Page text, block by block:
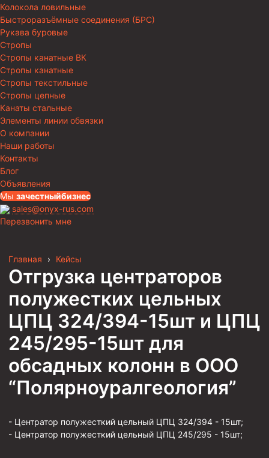
Колокола ловильные
Быстроразъёмные соединения (БРС)
Рукава буровые
Стропы
Стропы канатные ВК
Стропы канатные
Стропы текстильные
Стропы цепные
Канаты стальные
Элементы линии обвязки
О компании
Наши работы
Контакты
Блог
Объявления
Мы зачестныйбизнес
sales@onyx-rus.com
Перезвонить мне
Главная › Кейсы
Отгрузка центраторов
полужестких цельных
ЦПЦ 324/394-15шт и ЦПЦ
245/295-15шт для
обсадных колонн в ООО
“Полярноуралгеология”
- Центратор полужесткий цельный ЦПЦ 324/394 - 15шт;
- Центратор полужесткий цельный ЦПЦ 245/295 - 15шт;